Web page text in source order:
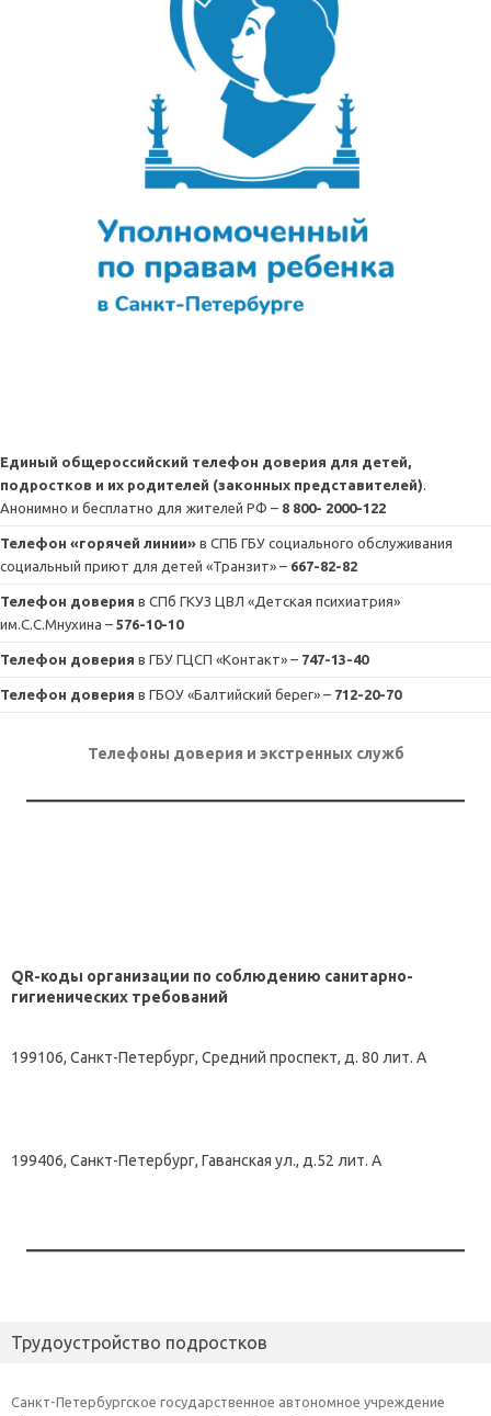
Единый общероссийский телефон доверия для детей,
подростков и их родителей (законных представителей).
Анонимно и бесплатно для жителей РФ – 8 800- 2000-122
Телефон «горячей линии» в СПБ ГБУ социального обслуживания
социальный приют для детей «Транзит» – 667-82-82
Телефон доверия в СПб ГКУЗ ЦВЛ «Детская психиатрия»
им.С.С.Мнухина – 576-10-10
Телефон доверия в ГБУ ГЦСП «Контакт» – 747-13-40
Телефон доверия в ГБОУ «Балтийский берег» – 712-20-70
Телефоны доверия и экстренных служб
QR-коды организации по соблюдению санитарно-
гигиенических требований
199106, Санкт-Петербург, Средний проспект, д. 80 лит. А
199406, Санкт-Петербург, Гаванская ул., д.52 лит. А
Трудоустройство подростков
Санкт-Петербургское государственное автономное учреждение